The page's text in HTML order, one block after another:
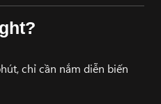
chỉ cần nắm diễn biến